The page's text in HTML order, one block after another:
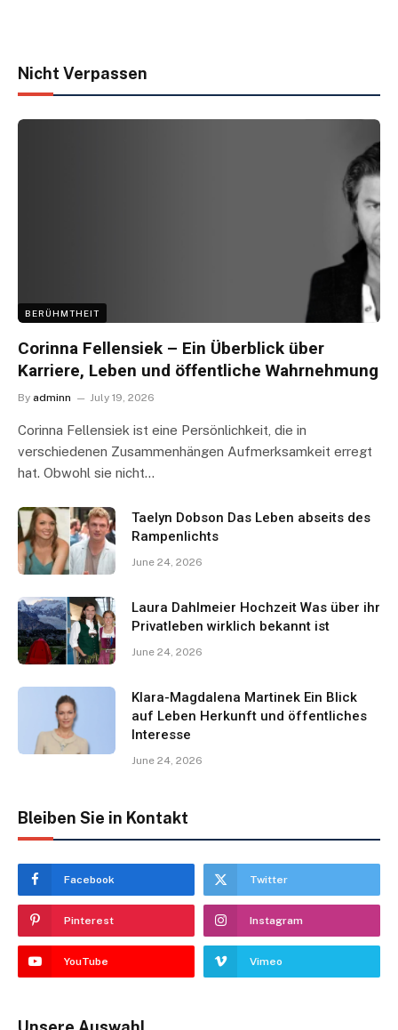
Nicht Verpassen
BERÜHMTHEIT
Corinna Fellensiek – Ein Überblick über
Karriere, Leben und öffentliche Wahrnehmung
By adminn July 19, 2026
Corinna Fellensiek ist eine Persönlichkeit, die in
verschiedenen Zusammenhängen Aufmerksamkeit erregt
hat. Obwohl sie nicht…
Taelyn Dobson Das Leben abseits des
Rampenlichts
June 24, 2026
Laura Dahlmeier Hochzeit Was über ihr
Privatleben wirklich bekannt ist
June 24, 2026
Klara-Magdalena Martinek Ein Blick
auf Leben Herkunft und öffentliches
Interesse
June 24, 2026
Bleiben Sie in Kontakt
Facebook Twitter
Pinterest Instagram
YouTube Vimeo